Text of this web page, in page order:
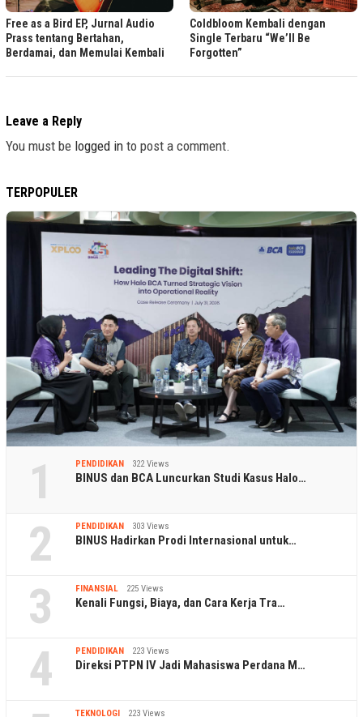
Free as a Bird EP, Jurnal Audio
Prass tentang Bertahan,
Berdamai, dan Memulai Kembali
Coldbloom Kembali dengan
Single Terbaru “We’ll Be
Forgotten”
Leave a Reply
You must be logged in to post a comment.
TERPOPULER
1 PENDIDIKAN 322 Views
BINUS dan BCA Luncurkan Studi Kasus Halo…
2 PENDIDIKAN 303 Views
BINUS Hadirkan Prodi Internasional untuk…
3 FINANSIAL 225 Views
Kenali Fungsi, Biaya, dan Cara Kerja Tra…
4 PENDIDIKAN 223 Views
Direksi PTPN IV Jadi Mahasiswa Perdana M…
TEKNOLOGI 223 Views